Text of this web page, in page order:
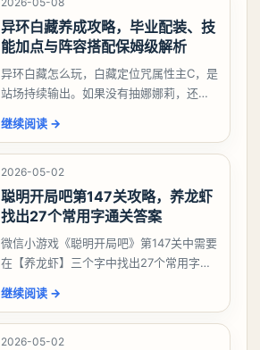
异环白藏养成攻略，毕业配装、技
能加点与阵容搭配保姆级解析
异环白藏怎么玩，白藏定位咒属性主C，是
站场持续输出。如果没有抽娜娜莉，还没
有娜娜莉缺另外一个二队C想打深渊也可以
考虑养个白藏
继续阅读 →
2026-05-02
聪明开局吧第147关攻略，养龙虾
找出27个常用字通关答案
微信小游戏《聪明开局吧》第147关中需要
在【养龙虾】三个字中找出27个常用字，
大、夫、夰、巾、中、虫、下、虾、卜、
囗、吓、卟、
继续阅读 →
2026-05-02